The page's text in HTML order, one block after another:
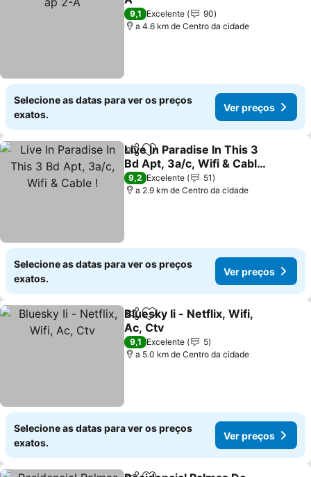
Ver preços
9,1 Excelente
90
a 4.6 km de Centro da cidade
Selecione as datas para ver os preços
exatos.
Ver preços
PartilharAdicionar aos favoritos
Live In Paradise In This 3
Bd Apt, 3a/c, Wifi & Cable
!
Ver preços
9,2 Excelente
51
a 2.9 km de Centro da cidade
Selecione as datas para ver os preços
exatos.
Ver preços
PartilharAdicionar aos favoritos
Bluesky Ii - Netflix, Wifi,
Ac, Ctv
Ver preços
9,1 Excelente
5
a 5.0 km de Centro da cidade
Selecione as datas para ver os preços
exatos.
Ver preços